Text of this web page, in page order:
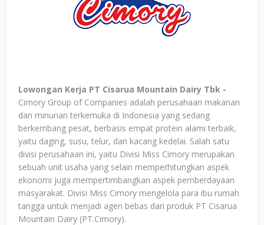
Lowongan Kerja PT Cisarua Mountain Dairy Tbk -
Cimory Group of Companies adalah perusahaan makanan
dan minunan terkemuka di Indonesia yang sedang
berkembang pesat, berbasis empat protein alami terbaik,
yaitu daging, susu, telur, dan kacang kedelai. Salah satu
divisi perusahaan ini, yaitu Divisi Miss Cimory merupakan
sebuah unit usaha yang selain memperhitungkan aspek
ekonomi juga mempertimbangkan aspek pemberdayaan
masyarakat. Divisi Miss Cimory mengelola para ibu rumah
tangga untuk menjadi agen bebas dari produk PT Cisarua
Mountain Dairy (PT.Cimory).